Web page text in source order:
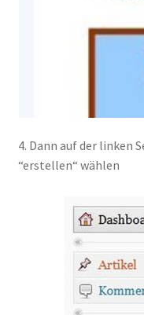
4. Dann auf der linken
“erstellen“ wählen